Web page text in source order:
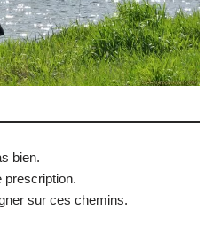
bien.
prescription.
sur ces chemins.